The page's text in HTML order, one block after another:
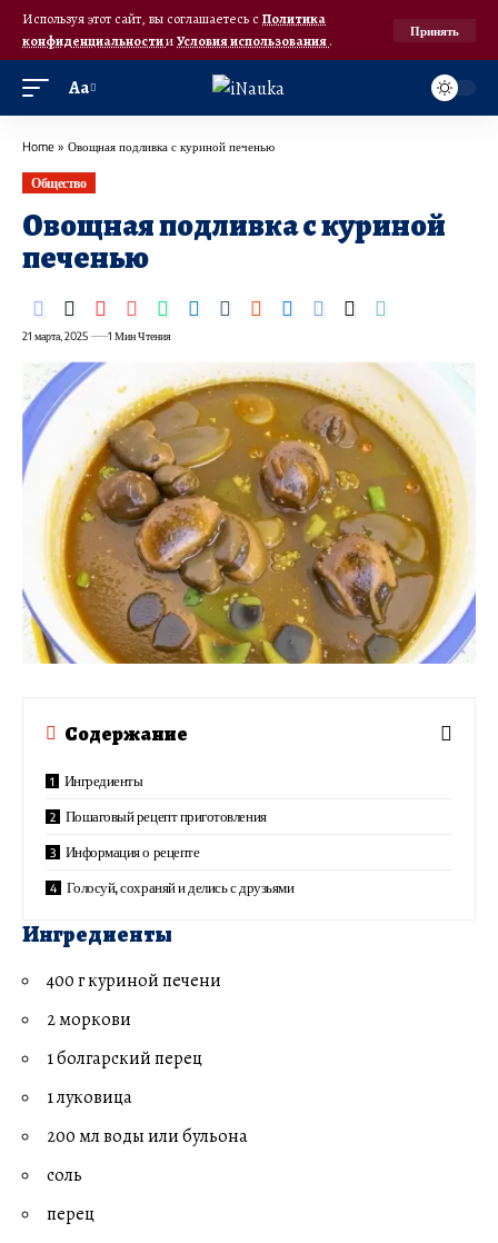
Используя этот сайт, вы соглашаетесь с Политика
конфиденциальностииУсловия использования.
Принять
Аа
Home » Овощная подливка с куриной печенью
Общество
Овощная подливка с куриной
печенью
21 марта, 2025 1 Мин Чтения
Содержание
Ингредиенты
Пошаговый рецепт приготовления
Информация о рецепте
Голосуй, сохраняй и делись с друзьями
Ингредиенты
400 г куриной печени
2 моркови
1 болгарский перец
1 луковица
200 мл воды или бульона
соль
перец